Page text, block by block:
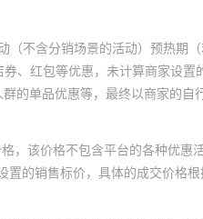
（不含分销场景的活动）预热
、红包等优惠，未计算商家设
的单品优惠等，最终以商家的
，该价格不包含平台的各种优惠
的销售标价，具体的成交价格